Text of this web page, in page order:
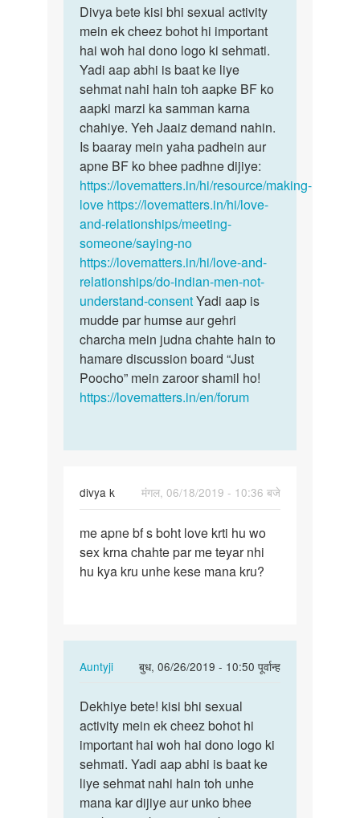
to
me
apne
bf
s
boht
love
krti…
by
divya
k
Divya
bete
kisi
bhi
sexual…
Divya bete kisi bhi sexual activity
mein ek cheez bohot hi important
hai woh hai dono logo ki sehmati.
Yadi aap abhi is baat ke liye
sehmat nahi hain toh aapke BF ko
aapki marzi ka samman karna
chahiye. Yeh Jaaiz demand nahin.
Is baaray mein yaha padhein aur
apne BF ko bhee padhne dijiye:
https://lovematters.in/hi/resource/making-
love https://lovematters.in/hi/love-
and-relationships/meeting-
someone/saying-no
https://lovematters.in/hi/love-and-
relationships/do-indian-men-not-
understand-consentYadi aap is
mudde par humse aur gehri
charcha mein judna chahte hain to
hamare discussion board “Just
Poocho” mein zaroor shamil ho!
https://lovematters.in/en/forum
divya k
मंगल, 06/18/2019 - 10:36 बजे
me
apne
bf
me apne bf s boht love krti hu wo
sex krna chahte par me teyar nhi
hu kya kru unhe kese mana kru?
Auntyji
बुध, 06/26/2019 - 10:50 पूर्वान्ह
In
to
me
apne
bf
s
boht
Dekhiye
bete!
kisi
bhi…
Dekhiye bete! kisi bhi sexual
activity mein ek cheez bohot hi
important hai woh hai dono logo ki
sehmati. Yadi aap abhi is baat ke
liye sehmat nahi hain toh unhe
mana kar dijiye aur unko bhee